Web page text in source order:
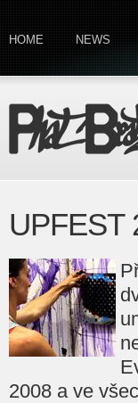
HOME NEWS
UPFEST
2008 a ve